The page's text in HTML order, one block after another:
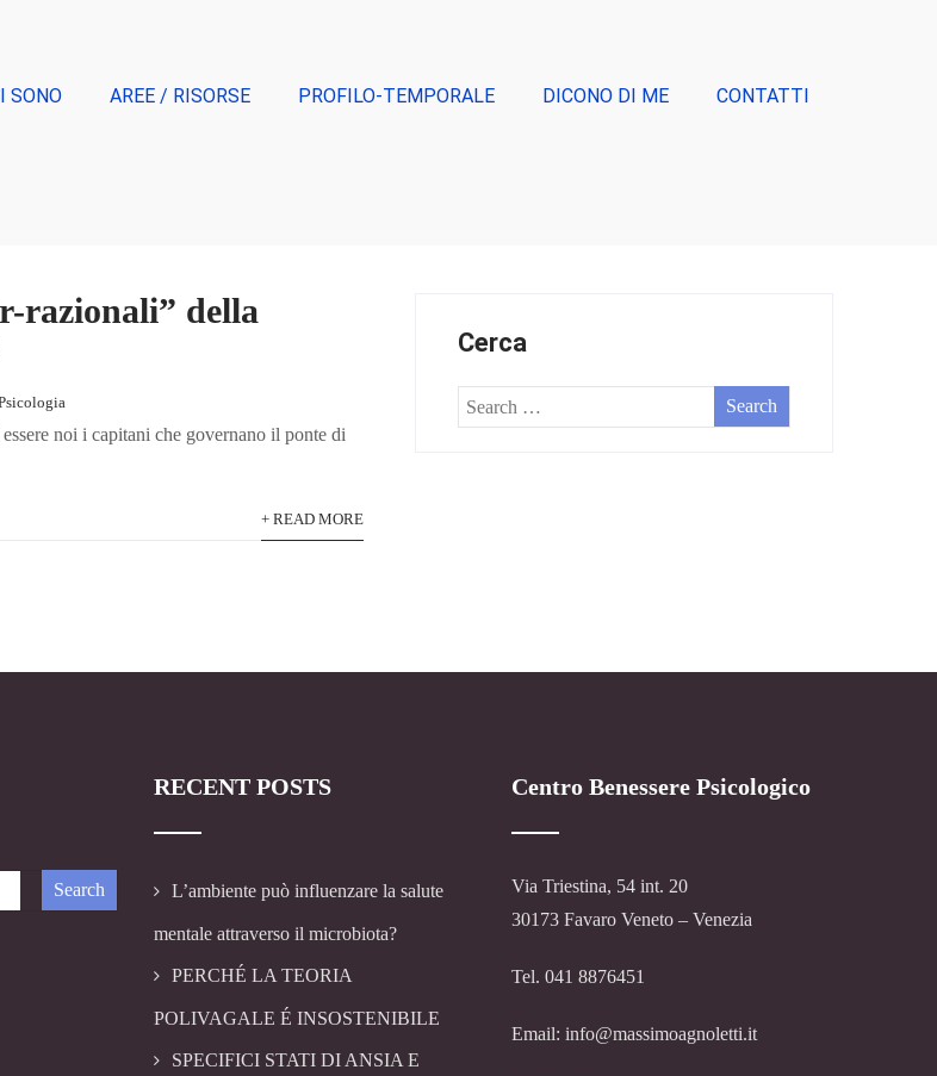
SONO AREE / RISORSE PROFILO-TEMPORALE DICONO DI ME CONTATTI
razionali” della
noi i capitani che governano il ponte di
+ READ MORE
Cerca
RECENT POSTS
L’ambiente può influenzare la salute
mentale attraverso il microbiota?
PERCHÉ LA TEORIA
POLIVAGALE É INSOSTENIBILE
SPECIFICI STATI DI ANSIA E
Centro Benessere Psicologico
Via Triestina, 54 int. 20
30173 Favaro Veneto – Venezia
Tel. 041 8876451
Email: info@massimoagnoletti.it